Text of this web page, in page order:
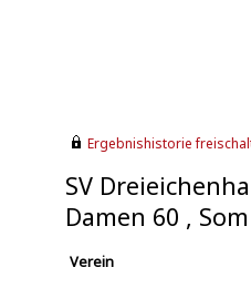
Ergebnishistorie
SV
Damen 60 ,
Verein